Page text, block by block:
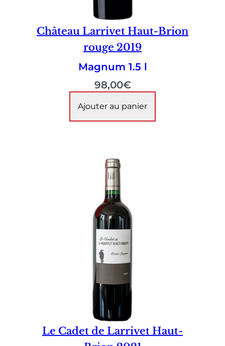
Château Larrivet Haut-Brion
rouge 2019
Magnum 1.5 l
98,00€
Ajouter au panier
Le Cadet de Larrivet Haut-